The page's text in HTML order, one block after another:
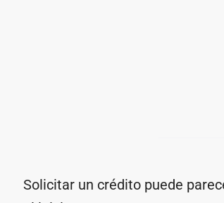
Solicitar un crédito puede